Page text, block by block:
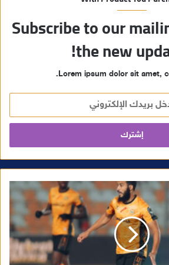
Subscribe to our
the new
Lorem ipsum dolor sit amet,